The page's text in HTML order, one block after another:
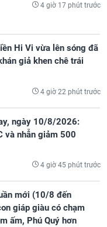
4 giờ 17 phút trước
Hi Vi vừa lên sóng đã
giả khen chê trái
4 giờ 22 phút trước
ngày 10/8/2026:
và nhẫn giảm 500
4 giờ 45 phút trước
mới (10/8 đến
giáp giàu có chạm
ấm, Phú Quý hơn